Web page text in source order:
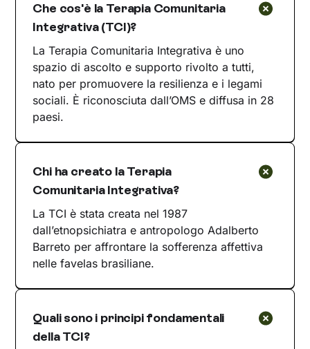
Che cos'è la Terapia Comunitaria
Integrativa (TCI)?
La Terapia Comunitaria Integrativa è uno
spazio di ascolto e supporto rivolto a tutti,
nato per promuovere la resilienza e i legami
sociali. È riconosciuta dall’OMS e diffusa in 28
paesi.
Chi ha creato la Terapia
Comunitaria Integrativa?
La TCI è stata creata nel 1987
dall’etnopsichiatra e antropologo Adalberto
Barreto per affrontare la sofferenza affettiva
nelle favelas brasiliane.
Quali sono i principi fondamentali
della TCI?